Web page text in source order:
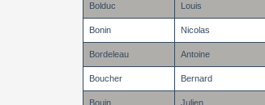
Bolduc Louis
Bonin Nicolas
Bordeleau Antoine
Boucher Bernard
Bouin Julien